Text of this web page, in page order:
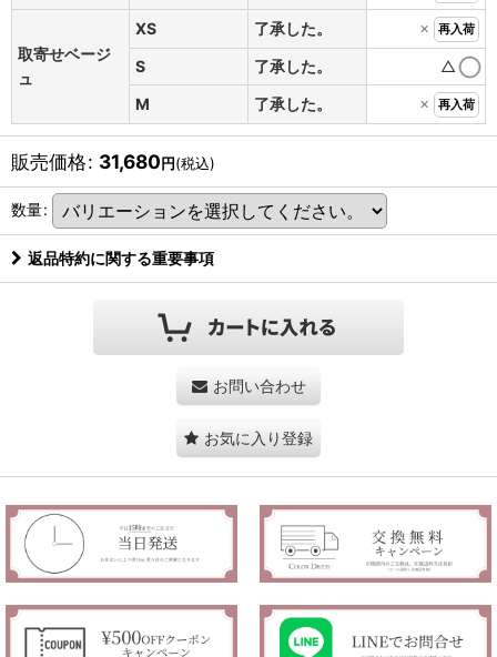
取寄せベージ
ュ
XS 了承した。 × 再入荷
S 了承した。
△
M
了承した。 × 再入荷
販売価格: 31,680円(税込)
数量:
返品特約に関する重要事項
お問い合わせ
お気に入り登録